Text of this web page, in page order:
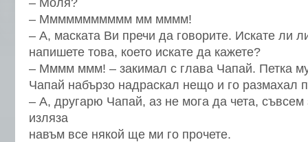
– Моля?
– Ммммммммммм мм мммм!
– А, маската Ви пречи да говорите. Искате ли
напишете това, което искате да кажете?
– Мммм ммм! – закимал с глава Чапай. Петка
Чапай набързо надраскал нещо и го размахал
– А, другарю Чапай, аз не мога да чета, съвсем
изляза
навъм все някой ще ми го прочете.